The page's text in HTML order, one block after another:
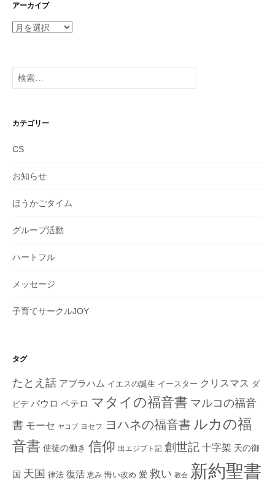
アーカイブ
ア
イ
ブ
検
索:
カテゴリー
CS
お知らせ
ほうかごタイム
グループ活動
ハートフル
メッセージ
子育てサークルJOY
タグ
たとえ話 アブラハム イエスの誕生 イースター クリスマス ダ
ビデ パウロ ペテロ マタイの福音書 マルコの福音
書 モーセ ヤコブ ヨセフ ヨハネの福音書 ルカの福
音書 使徒の働き 信仰 出エジプト記 創世記 十字架 天の御
国 天国 律法 復活 恵み 悔い改め 愛 救い 教会 新約聖書